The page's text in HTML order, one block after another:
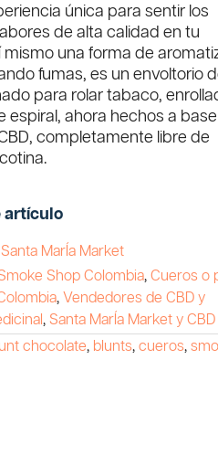
única para sentir los
de alta calidad en tu
mismo una forma de
fumas, es un envoltorio
para rolar tabaco,
espiral, ahora hechos a
completamente libre de
artículo
MarÍa Market
Shop Colombia,Cueros o
, Vendedores de CBD y
,Santa MarÍa Market y CBD
chocolate, blunts,cueros,